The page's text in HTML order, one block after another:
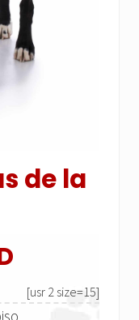
de la
[usr 2 size=15]